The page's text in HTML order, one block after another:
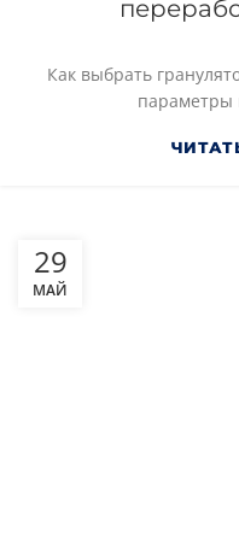
Как выбрать
параметры
29
МАЙ